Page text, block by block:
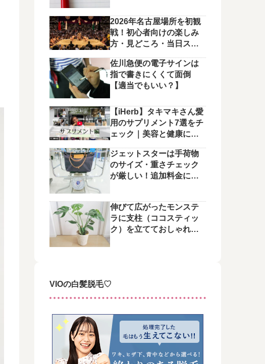
2026年名古屋場所を初観
戦！初心者向けの楽しみ
方・見どころ・当日スケ
佐川急便の電子サインは
指で書きにくくて面倒
【適当でもいい？】
【iHerb】タキマキさん愛
用のサプリメント7選をチ
ェック｜美容と健康に役
ジェットスターは手荷物
のサイズ・重さチェック
が厳しい！追加料金にご
伸びて広がったモンステ
ラに支柱（ココスティッ
ク）を立てておしゃれに
VIOの白髪脱毛♡